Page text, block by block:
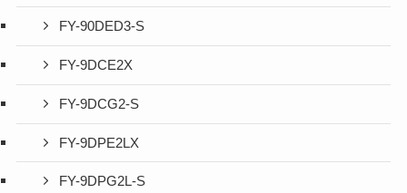
FY-90DED3-S
FY-9DCE2X
FY-9DCG2-S
FY-9DPE2LX
FY-9DPG2L-S